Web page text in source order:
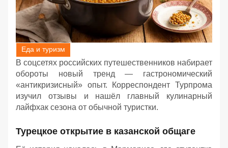
Еда и туризм
В соцсетях российских путешественников набирает
обороты новый тренд — гастрономический
«антикризисный» опыт. Корреспондент Турпрома
изучил отзывы и нашёл главный кулинарный
лайфхак сезона от обычной туристки.
Турецкое открытие в казанской общаге